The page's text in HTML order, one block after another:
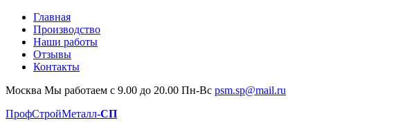
Главная
Производство
Наши работы
Отзывы
Контакты
Москва Мы работаем с 9.00 до 20.00 Пн-Вс psm.sp@mail.ru
ПрофСтройМеталл-СП